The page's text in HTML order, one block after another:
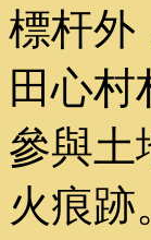
標杆外
田心
參與土
火痕